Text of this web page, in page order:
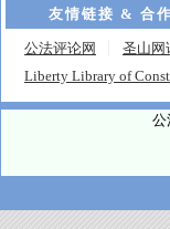
友情链接 & 合
公法评论网 圣山网
Liberty Library of
公